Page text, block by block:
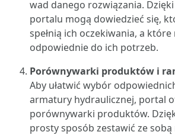
wad danego rozwiązania.
portalu mogą dowiedzieć się,
spełnią ich oczekiwania, a
odpowiednie do ich potrzeb.
Porównywarki produktów i
Aby ułatwić wybór
armatury hydraulicznej, portal
porównywarki produktów.
prosty sposób zestawić ze